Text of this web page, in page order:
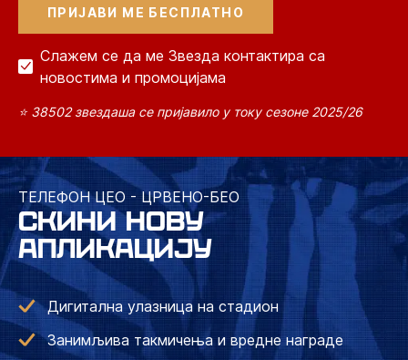
Слажем се да ме Звезда контактира са
новостима и промоцијама
⭐ 38502 звездаша се пријавило у току сезоне 2025/26
ТЕЛЕФОН ЦЕО - ЦРВЕНО-БЕО
СКИНИ НОВУ
АПЛИКАЦИЈУ
Дигитална улазница на стадион
Занимљива такмичења и вредне награде